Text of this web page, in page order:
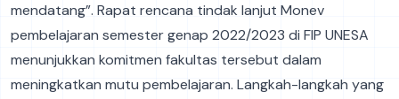
mendatang”. Rapat rencana tindak lanjut Monev
pembelajaran semester genap 2022/2023 di FIP UNESA
menunjukkan komitmen fakultas tersebut dalam
meningkatkan mutu pembelajaran. Langkah-langkah yang